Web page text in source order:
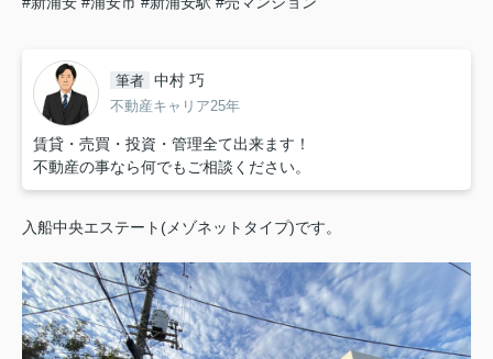
筆者 中村 巧
不動産キャリア25年
賃貸・売買・投資・管理全て出来ます！
不動産の事なら何でもご相談ください。
入船中央エステート(メゾネットタイプ)です。